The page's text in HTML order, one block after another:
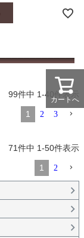
99件中 1-40 件表示
1 2 3
71件中 1-50件表示
1 2
カートへ